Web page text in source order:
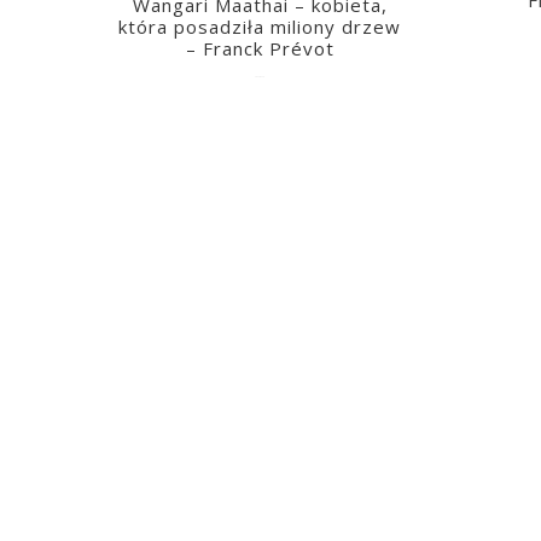
która posadziła miliony drzew
– Franck Prévot